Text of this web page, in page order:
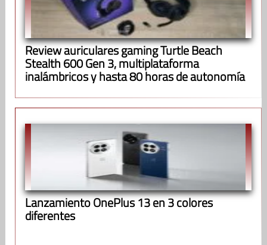
Review auriculares gaming Turtle Beach
Stealth 600 Gen 3, multiplataforma
inalámbricos y hasta 80 horas de autonomía
Lanzamiento OnePlus 13 en 3 colores
diferentes